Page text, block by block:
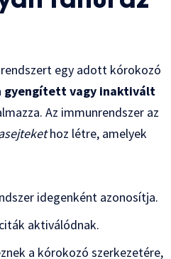
egy adott kórokozó
gyengített vagy inaktivált
Az immunrendszer az
hoz létre, amelyek
idegenként azonosítja.
aktiválódnak.
a kórokozó szerkezetére,